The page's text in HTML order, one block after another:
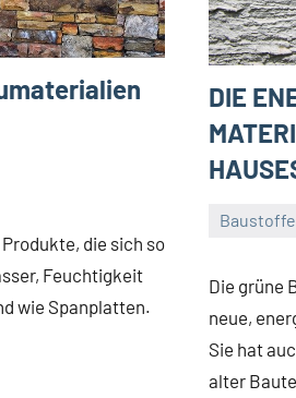
die sich so
Feuchtigkeit
wie Spanplatten.
DIE
Baustoffe
Die grüne
neue,
Sie hat
alter